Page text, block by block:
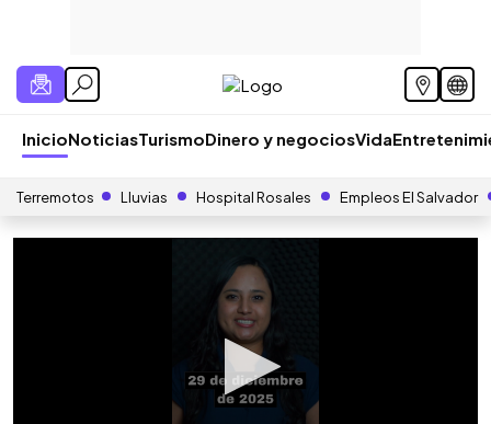
InicioNoticiasTurismoDinero y negociosVida
Terremotos Lluvias Hospital Rosales Empleos El Salvador